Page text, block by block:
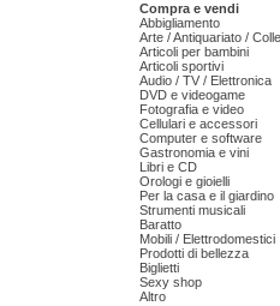
Compra e vendi
Abbigliamento
Arte / Antiquariato /
Articoli per bambini
Articoli sportivi
Audio / TV / Elettronica
DVD e videogame
Fotografia e video
Cellulari e accessori
Computer e software
Gastronomia e vini
Libri e CD
Orologi e gioielli
Per la casa e il giardino
Strumenti musicali
Baratto
Mobili / Elettrodomestici
Prodotti di bellezza
Biglietti
Sexy shop
Altro